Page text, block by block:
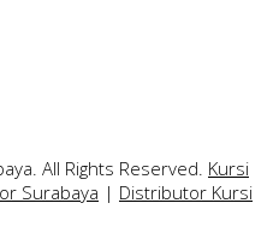
All Rights Reserved. Kursi
Surabaya | Distributor Kursi